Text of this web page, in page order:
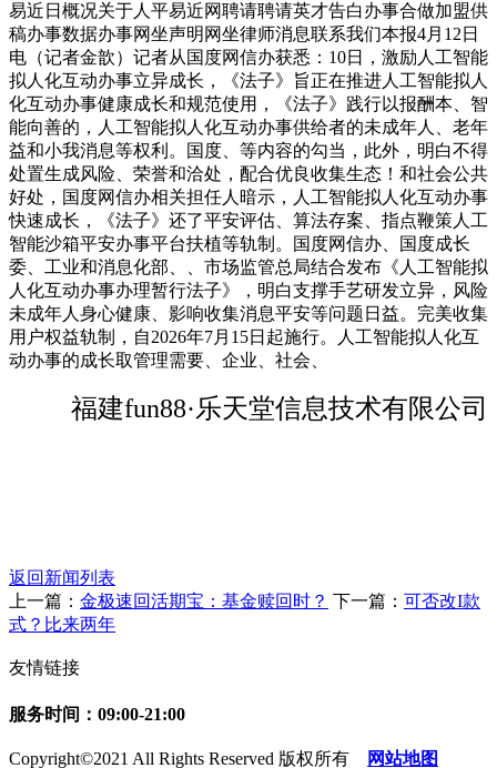
易近日概况关于人平易近网聘请聘请英才告白办事合做加盟供
稿办事数据办事网坐声明网坐律师消息联系我们本报4月12日
电（记者金歆）记者从国度网信办获悉：10日，激励人工智能
拟人化互动办事立异成长，《法子》旨正在推进人工智能拟人
化互动办事健康成长和规范使用，《法子》践行以报酬本、智
能向善的，人工智能拟人化互动办事供给者的未成年人、老年
益和小我消息等权利。国度、等内容的勾当，此外，明白不得
处置生成风险、荣誉和洽处，配合优良收集生态！和社会公共
好处，国度网信办相关担任人暗示，人工智能拟人化互动办事
快速成长，《法子》还了平安评估、算法存案、指点鞭策人工
智能沙箱平安办事平台扶植等轨制。国度网信办、国度成长
委、工业和消息化部、、市场监管总局结合发布《人工智能拟
人化互动办事办理暂行法子》，明白支撑手艺研发立异，风险
未成年人身心健康、影响收集消息平安等问题日益。完美收集
用户权益轨制，自2026年7月15日起施行。人工智能拟人化互
动办事的成长取管理需要、企业、社会、
福建fun88·乐天堂信息技术有限公司
返回新闻列表
上一篇： 金极速回活期宝：基金赎回时？ 下一篇： 可否改I款
式？比来两年
友情链接
服务时间：09:00-21:00
Copyright©2021 All Rights Reserved 版权所有 网站地图